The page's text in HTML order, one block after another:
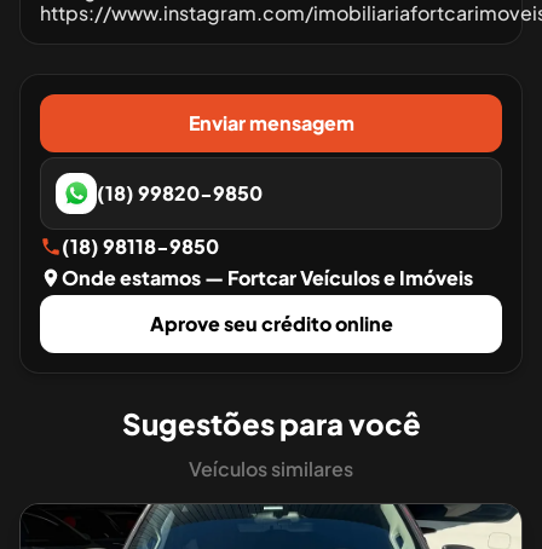
https://www.instagram.com/
Enviar mensagem
(18) 99820-9850
(18) 98118-9850
Onde estamos— Fortcar Veículos e Imóveis
Aprove seu crédito online
Sugestões para você
Veículos similares